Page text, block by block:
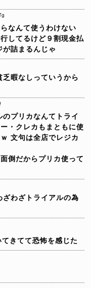
なんて使うわけない
してるけど９割現金払
詰まるんじゃ
乏暇なしっていうから
のプリカなんてトライ
・クレカもまともに使
文句は全店でレジカ
倒だからプリカ使って
ざわざトライアルの為
きてて恐怖を感じた